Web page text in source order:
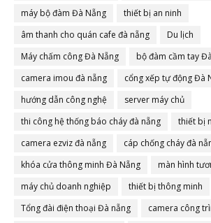
máy bộ đàm Đà Nẵng
thiết bị an ninh
âm thanh cho quán cafe đà nẵng
Du lịch
Máy chấm công Đà Nẵng
bộ đàm cầm tay
camera imou đà nẵng
cổng xếp tự động Đà
hướng dẫn công nghệ
server máy chủ
thi công hệ thống báo cháy đà nẵng
thiết bị
camera ezviz đà nẵng
cáp chống cháy đà
khóa cửa thông minh Đà Nẵng
màn hình
máy chủ doanh nghiệp
thiết bị thông minh
Tổng đài điện thoại Đà nẵng
camera công